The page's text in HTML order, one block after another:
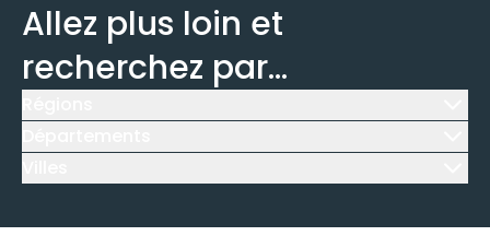
Allez plus loin et
recherchez par...